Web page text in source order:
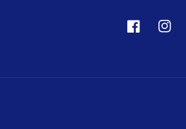
https://de-